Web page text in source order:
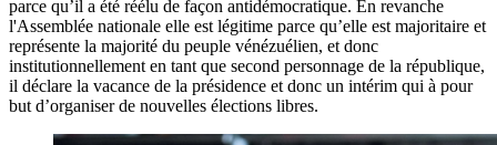
parce qu’il a été réélu de façon antidémocratique. En revanche
l'Assemblée nationale elle est légitime parce qu’elle est majoritaire et
représente la majorité du peuple vénézuélien, et donc
institutionnellement en tant que second personnage de la république,
il déclare la vacance de la présidence et donc un intérim qui à pour
but d’organiser de nouvelles élections libres.